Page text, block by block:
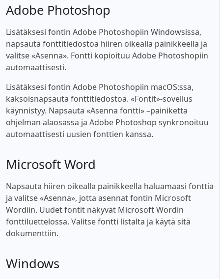
Adobe Photoshop
Lisätäksesi fontin Adobe Photoshopiin Windowsissa,
napsauta fonttitiedostoa hiiren oikealla painikkeella ja
valitse «Asenna». Fontti kopioituu Adobe Photoshopiin
automaattisesti.
Lisätäksesi fontin Adobe Photoshopiin macOS:ssa,
kaksoisnapsauta fonttitiedostoa. «Fontit»-sovellus
käynnistyy. Napsauta «Asenna fontti» –painiketta
ohjelman alaosassa ja Adobe Photoshop synkronoituu
automaattisesti uusien fonttien kanssa.
Microsoft Word
Napsauta hiiren oikealla painikkeella haluamaasi fonttia
ja valitse «Asenna», jotta asennat fontin Microsoft
Wordiin. Uudet fontit näkyvät Microsoft Wordin
fonttiluettelossa. Valitse fontti listalta ja käytä sitä
dokumenttiin.
Windows